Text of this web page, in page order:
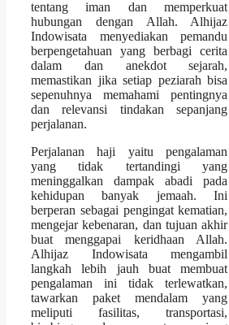
tentang iman dan memperkuat
hubungan dengan Allah. Alhijaz
Indowisata menyediakan pemandu
berpengetahuan yang berbagi cerita
dalam dan anekdot sejarah,
memastikan jika setiap peziarah bisa
sepenuhnya memahami pentingnya
dan relevansi tindakan sepanjang
perjalanan.
Perjalanan haji yaitu pengalaman
yang tidak tertandingi yang
meninggalkan dampak abadi pada
kehidupan banyak jemaah. Ini
berperan sebagai pengingat kematian,
mengejar kebenaran, dan tujuan akhir
buat menggapai keridhaan Allah.
Alhijaz Indowisata mengambil
langkah lebih jauh buat membuat
pengalaman ini tidak terlewatkan,
tawarkan paket mendalam yang
meliputi fasilitas, transportasi,